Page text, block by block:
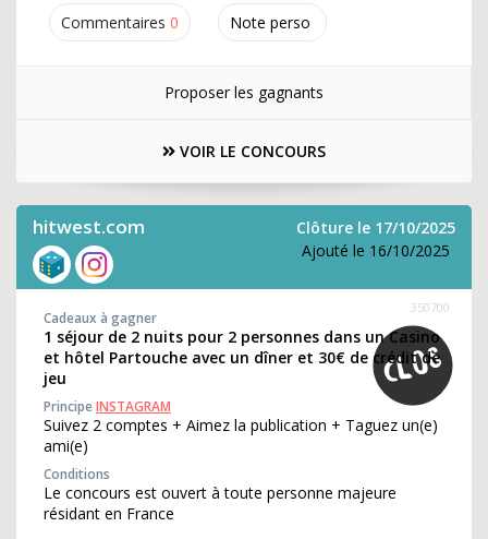
Commentaires 0 Note perso
Proposer les gagnants
VOIR LE CONCOURS
hitwest.com
Clôture le 17/10/2025
Ajouté le 16/10/2025
350700
Cadeaux à gagner
1 séjour de 2 nuits pour 2 personnes dans un Casino
et hôtel Partouche avec un dîner et 30€ de crédit de
jeu
PrincipeINSTAGRAM
Suivez 2 comptes + Aimez la publication + Taguez un(e)
ami(e)
Conditions
Le concours est ouvert à toute personne majeure
résidant en France